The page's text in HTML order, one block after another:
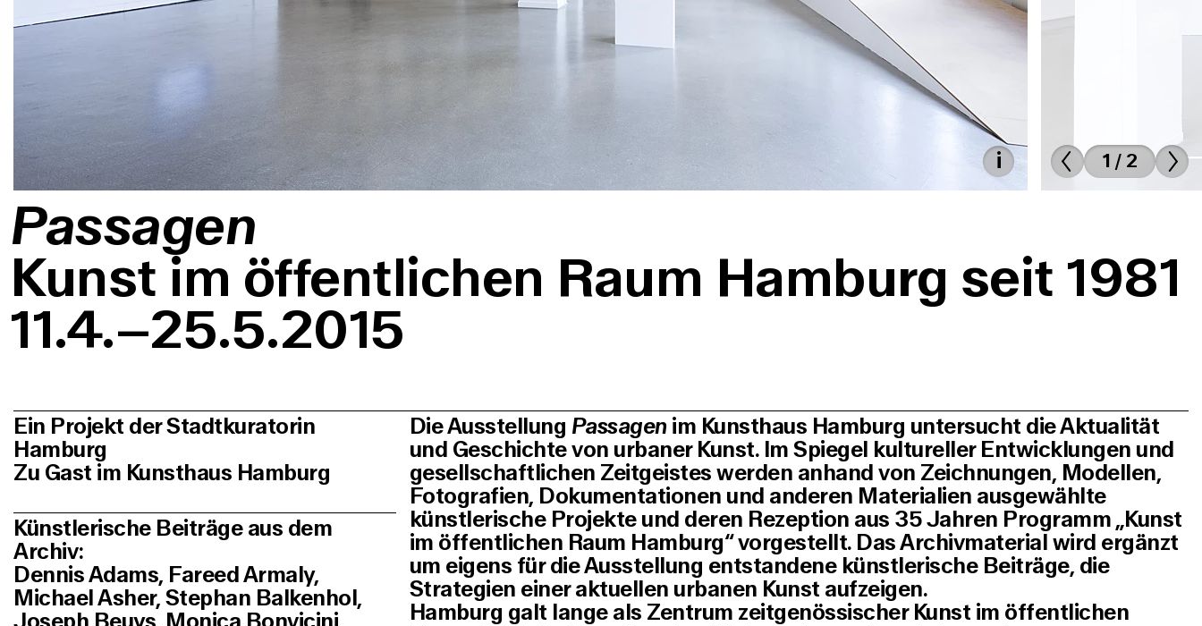
1 / 2
Passagen
Kunst im öffentlichen Raum Hamburg seit 1981
11.4.–25.5.2015
Ein Projekt der Stadtkuratorin
Hamburg
Zu Gast im Kunsthaus Hamburg
Künstlerische Beiträge aus dem
Archiv:
Dennis Adams, Fareed Armaly,
Michael Asher, Stephan Balkenhol,
Die Ausstellung Passagenim Kunsthaus Hamburg untersucht die Aktualität
und Geschichte von urbaner Kunst. Im Spiegel kultureller Entwicklungen und
gesellschaftlichen Zeitgeistes werden anhand von Zeichnungen, Modellen,
Fotografien, Dokumentationen und anderen Materialien ausgewählte
künstlerische Projekte und deren Rezeption aus 35 Jahren Programm „Kunst
im öffentlichen Raum Hamburg“ vorgestellt. Das Archivmaterial wird ergänzt
um eigens für die Ausstellung entstandene künstlerische Beiträge, die
Strategien einer aktuellen urbanen Kunst aufzeigen.
Hamburg galt lange als Zentrum zeitgenössischer Kunst im öffentlichen